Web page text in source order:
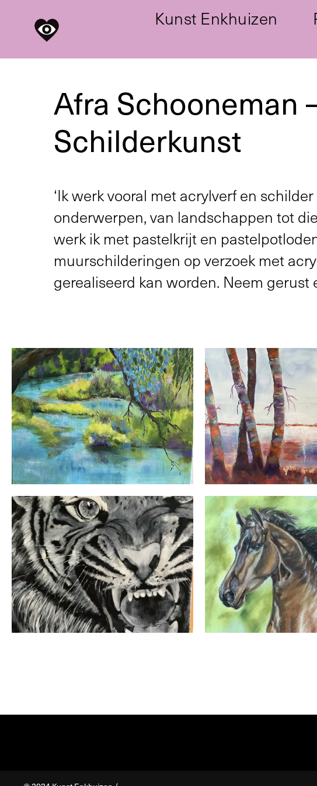
Kunst Enkhuizen
Afra Schooneman
Schilderkunst
‘Ik werk vooral met acrylverf en
onderwerpen, van landschappen tot
werk ik met pastelkrijt en
muurschilderingen op verzoek met
gerealiseerd kan worden. Neem gerust